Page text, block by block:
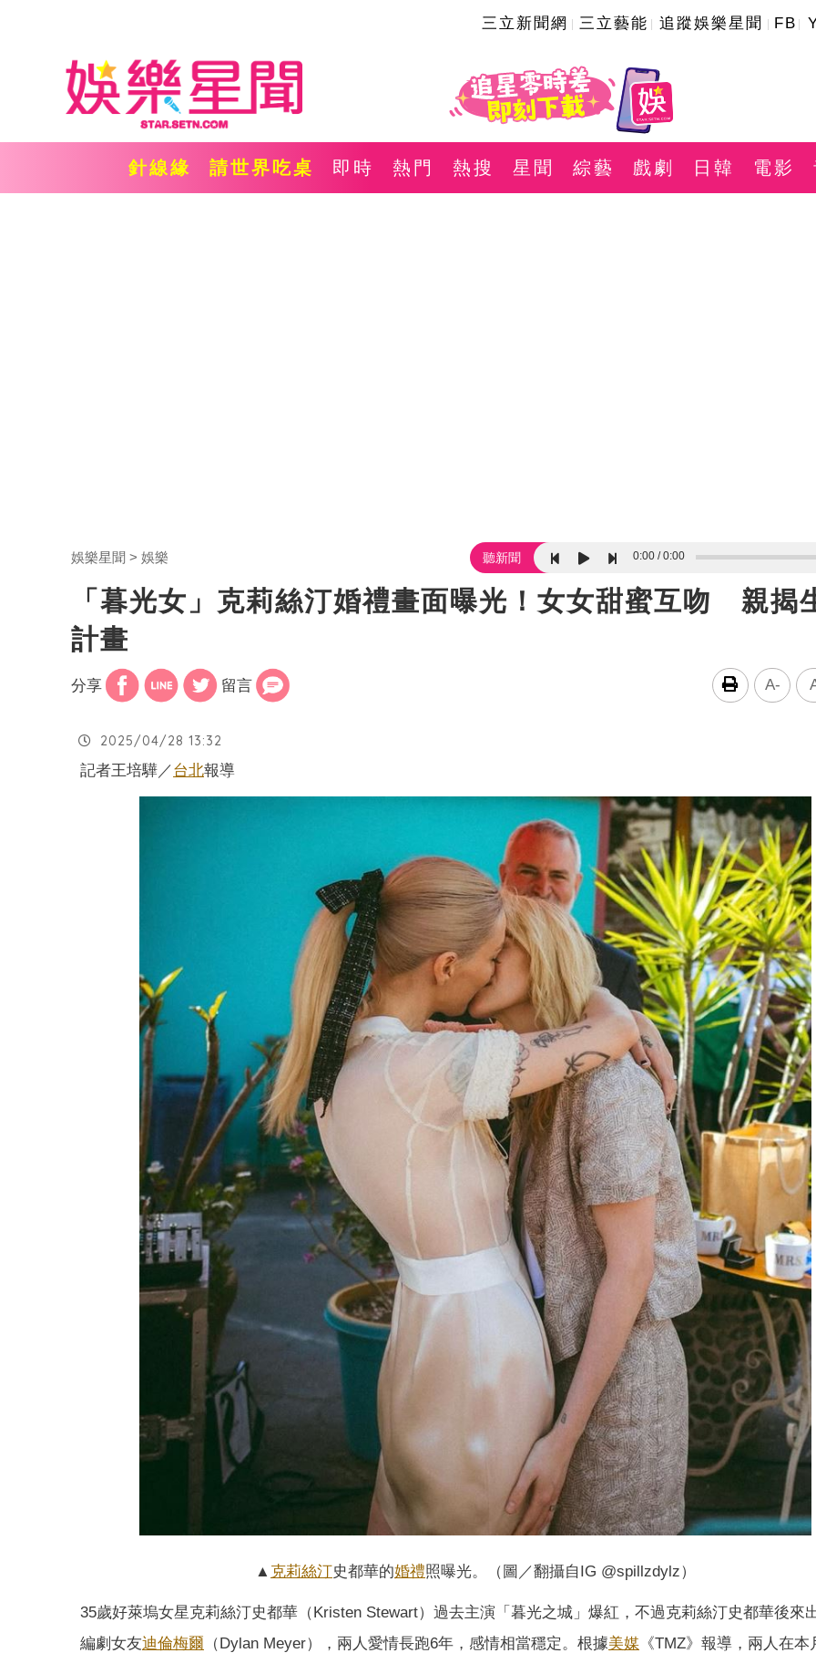
三立新聞網 三立藝能 追蹤娛樂星聞 FB
針線緣 請世界吃桌 即時 熱門 熱搜 星聞 綜藝 戲劇 日韓 電影
娛樂星聞 娛樂 聽新聞 0:00 0:00
「暮光女」克莉絲汀婚禮畫面曝光！女女甜蜜互吻 親揭
計畫
分享 留言 A-
2025/04/28 13:32
記者王培驊／台北報導
▲ 克莉絲汀史都華的婚禮照曝光。（圖／翻攝自IG @spillzdylz）
35歲好萊塢女星克莉絲汀史都華（Kristen Stewart）過去主演「暮光之城」爆紅，不過克莉絲汀史都華後來
編劇女友迪倫梅爾 （Dylan Meyer），兩人愛情長跑6年，感情相當穩定。根據美媒 《TMZ》報導，兩人在本